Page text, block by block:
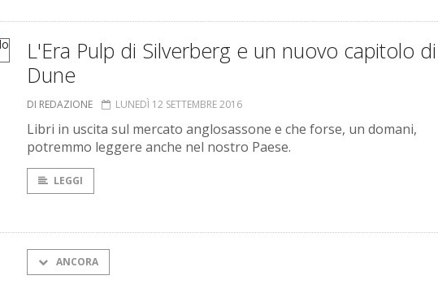
L'Era Pulp di Silverberg e un nuovo capitolo di
Dune
DI REDAZIONE LUNEDÌ 12 SETTEMBRE 2016
Libri in uscita sul mercato anglosassone e che forse, un domani,
potremmo leggere anche nel nostro Paese.
LEGGI
ANCORA